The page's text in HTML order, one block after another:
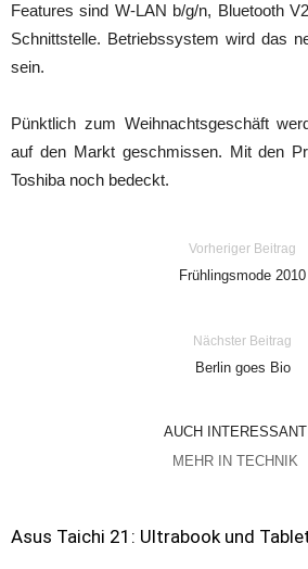
Features sind W-LAN b/g/n, Bluetooth
Schnittstelle. Betriebssystem wird das
sein.
Pünktlich zum Weihnachtsgeschäft
auf den Markt geschmissen. Mit den
Toshiba noch bedeckt.
Vorheriger Beitrag
Frühlingsmode 2010
Nächster Beitrag
Berlin goes Bio
AUCH INTERESSANT
MEHR IN TECHNIK
Asus Taichi 21: Ultrabook und